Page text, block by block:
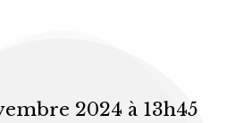
2024 à 13h45